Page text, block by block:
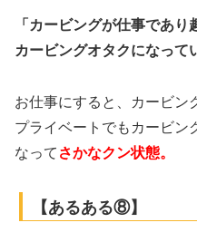
「カービングが仕事であ
カービングオタクになって
お仕事にすると、カービン
プライベートでもカービン
なって さかなクン状態。
【あるある⑧】